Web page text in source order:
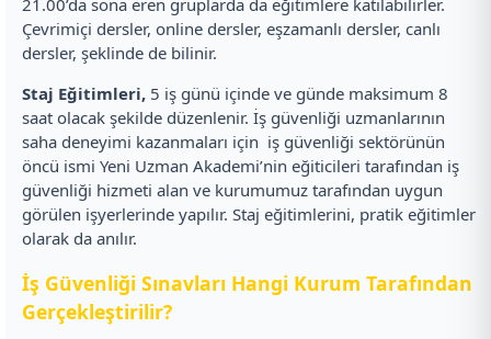
Çevrimiçi dersler, online dersler, eşzamanlı dersler, canlı
dersler, şeklinde de bilinir.
Staj Eğitimleri, 5 iş günü içinde ve günde maksimum 8
saat olacak şekilde düzenlenir. İş güvenliği uzmanlarının
saha deneyimi kazanmaları için iş güvenliği sektörünün
öncü ismi Yeni Uzman Akademi’nin eğiticileri tarafından iş
güvenliği hizmeti alan ve kurumumuz tarafından uygun
görülen işyerlerinde yapılır. Staj eğitimlerini, pratik eğitimler
olarak da anılır.
İş Güvenliği Sınavları Hangi Kurum Tarafından
Gerçekleştirilir?